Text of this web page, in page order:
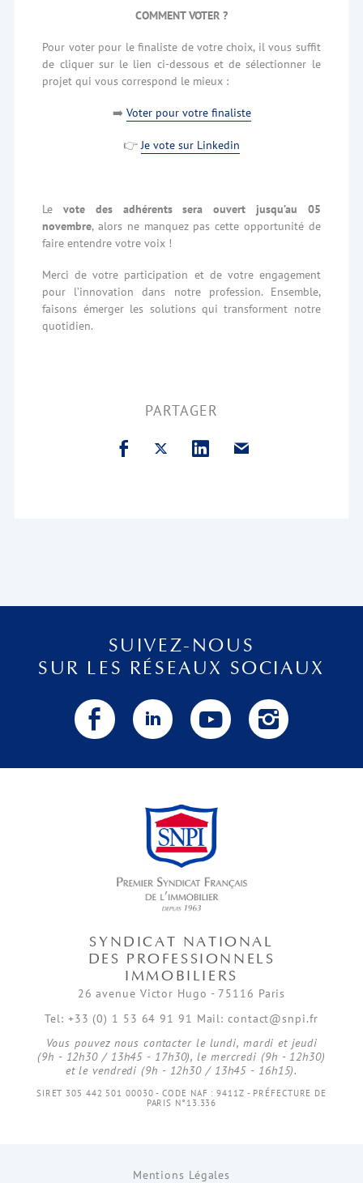
COMMENT VOTER ?
Pour voter pour le finaliste de votre choix, il vous suffit
de cliquer sur le lien ci-dessous et de sélectionner le
projet qui vous correspond le mieux :
➡️ Voter pour votre finaliste
👉 Je vote sur Linkedin
Levote des adhérents sera ouvert jusqu’au 05
novembre, alors ne manquez pas cette opportunité de
faire entendre votre voix !
Merci de votre participation et de votre engagement
pour l’innovation dans notre profession. Ensemble,
faisons émerger les solutions qui transforment notre
quotidien.
PARTAGER
SYNDICAT NATIONAL
DES PROFESSIONNELS
IMMOBILIERS
26 avenue Victor Hugo - 75116 Paris
Tel: +33 (0) 1 53 64 91 91 Mail: contact@snpi.fr
Vous pouvez nous contacter le lundi, mardi et jeudi
(9h - 12h30 / 13h45 - 17h30), le mercredi (9h - 12h30)
et le vendredi (9h - 12h30 / 13h45 - 16h15).
SIRET 305 442 501 00030 - CODE NAF : 9411Z - PRÉFECTURE DE
PARIS N°13.336
SUIVEZ-NOUS
SUR LES RÉSEAUX SOCIAUX
Mentions Légales